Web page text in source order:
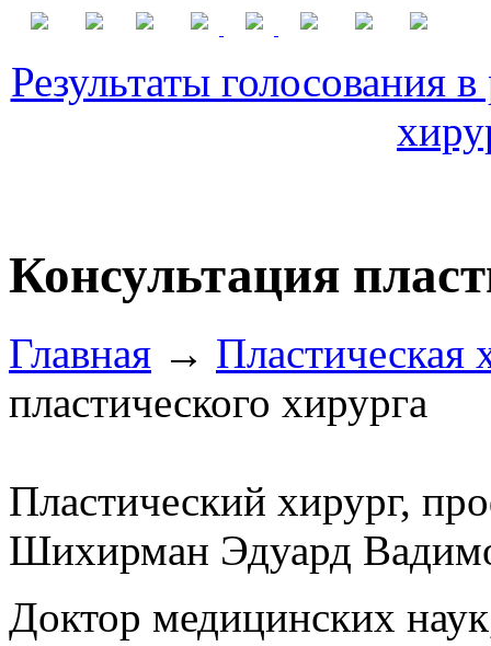
Результаты голосования
Консультация
Главная → Пластическая
пластического хирурга
Пластический хирург,
Шихирман Эдуард
Доктор медицинских